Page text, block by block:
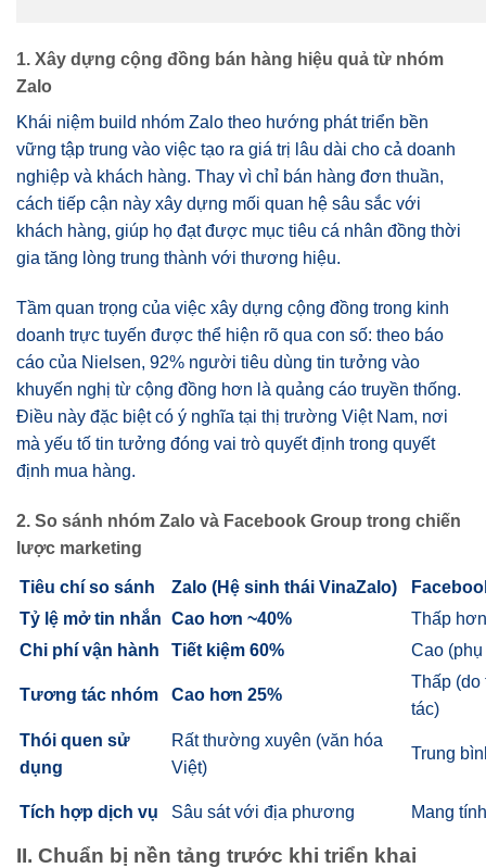
1. Xây dựng cộng đồng bán hàng hiệu quả từ nhóm
Zalo
Khái niệm build nhóm Zalo theo hướng phát triển bền
vững tập trung vào việc tạo ra giá trị lâu dài cho cả doanh
nghiệp và khách hàng. Thay vì chỉ bán hàng đơn thuần,
cách tiếp cận này xây dựng mối quan hệ sâu sắc với
khách hàng, giúp họ đạt được mục tiêu cá nhân đồng thời
gia tăng lòng trung thành với thương hiệu.
Tầm quan trọng của việc xây dựng cộng đồng trong kinh
doanh trực tuyến được thể hiện rõ qua con số: theo báo
cáo của Nielsen, 92% người tiêu dùng tin tưởng vào
khuyến nghị từ cộng đồng hơn là quảng cáo truyền thống.
Điều này đặc biệt có ý nghĩa tại thị trường Việt Nam, nơi
mà yếu tố tin tưởng đóng vai trò quyết định trong quyết
định mua hàng.
2. So sánh nhóm Zalo và Facebook Group trong chiến
lược marketing
Tiêu chí so sánh Zalo (Hệ sinh thái VinaZalo)
Tỷ lệ mở tin nhắn Cao hơn ~40%
Thấp
Chi phí vận hành
Tiết kiệm 60% Cao
Tương tác nhóm Cao hơn 25%
Thấp (do
tác)
Thói quen sử
dụng
Rất thường xuyên (văn hóa
Việt)
Trung
Tích hợp dịch vụ Sâu sát với địa phương Mang
II. Chuẩn bị nền tảng trước khi triển khai